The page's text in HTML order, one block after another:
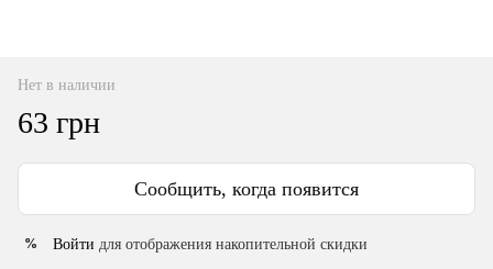
Нет в наличии
63 грн
Сообщить, когда появится
% Войти для отображения накопительной скидки